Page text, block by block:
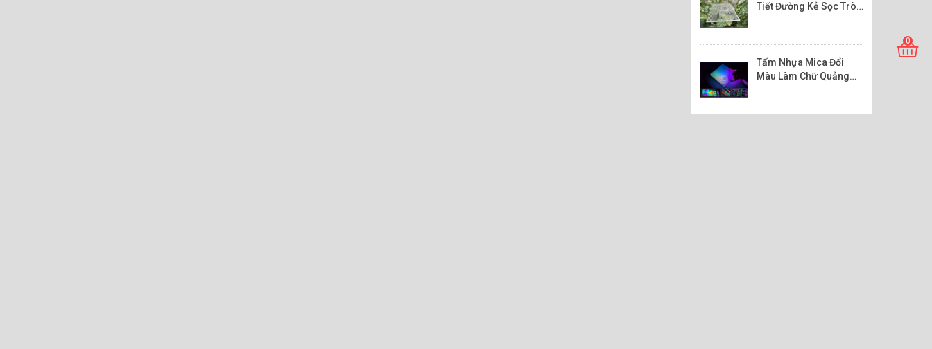
Tiết Đường Kẻ Sọc Tròn
Tấm Nhựa Mica Đổi
Màu Làm Chữ Quảng
0